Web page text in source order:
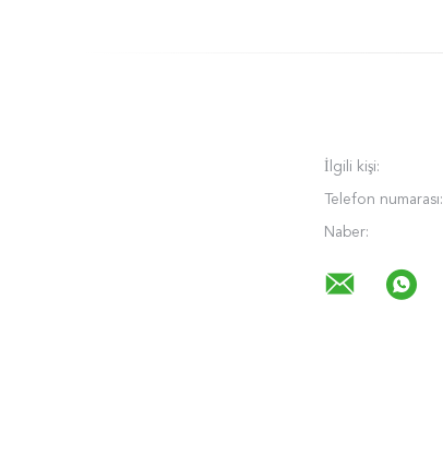
İlgili kişi:
Telefon numarası:
Naber: